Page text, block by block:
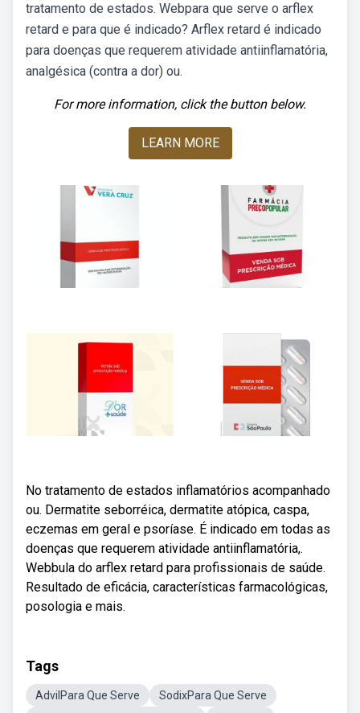
tratamento de estados. Webpara que serve o arflex
retard e para que é indicado? Arflex retard é indicado
para doenças que requerem atividade antiinflamatória,
analgésica (contra a dor) ou.
For more information, click the button below.
LEARN MORE
No tratamento de estados inflamatórios acompanhado
ou. Dermatite seborréica, dermatite atópica, caspa,
eczemas em geral e psoríase. É indicado em todas as
doenças que requerem atividade antiinflamatória,.
Webbula do arflex retard para profissionais de saúde.
Resultado de eficácia, características farmacológicas,
posologia e mais.
Tags
AdvilPara Que Serve
SodixPara Que Serve